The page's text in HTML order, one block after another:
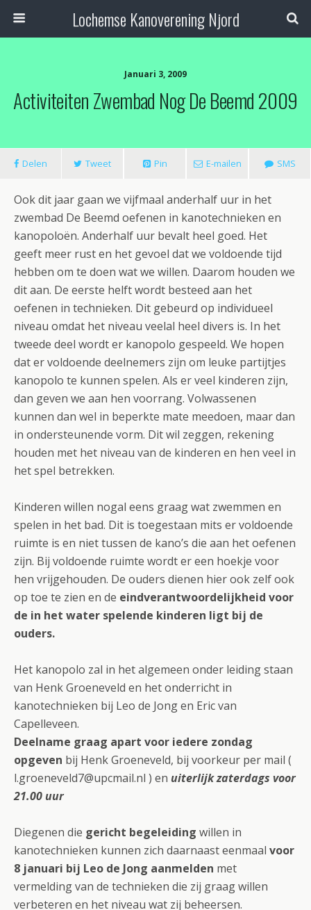
Lochemse Kanoverening Njord
Januari 3, 2009
Activiteiten Zwembad Nog De Beemd 2009
Delen Tweet Pin E-mailen SMS
Ook dit jaar gaan we vijfmaal anderhalf uur in het
zwembad De Beemd oefenen in kanotechnieken en
kanopoloën. Anderhalf uur bevalt heel goed. Het
geeft meer rust en het gevoel dat we voldoende tijd
hebben om te doen wat we willen. Daarom houden we
dit aan. De eerste helft wordt besteed aan het
oefenen in technieken. Dit gebeurd op individueel
niveau omdat het niveau veelal heel divers is. In het
tweede deel wordt er kanopolo gespeeld. We hopen
dat er voldoende deelnemers zijn om leuke partijtjes
kanopolo te kunnen spelen. Als er veel kinderen zijn,
dan geven we aan hen voorrang. Volwassenen
kunnen dan wel in beperkte mate meedoen, maar dan
in ondersteunende vorm. Dit wil zeggen, rekening
houden met het niveau van de kinderen en hen veel in
het spel betrekken.
Kinderen willen nogal eens graag wat zwemmen en
spelen in het bad. Dit is toegestaan mits er voldoende
ruimte is en niet tussen de kano’s die aan het oefenen
zijn. Bij voldoende ruimte wordt er een hoekje voor
hen vrijgehouden. De ouders dienen hier ook zelf ook
op toe te zien en de eindverantwoordelijkheid voor
de in het water spelende kinderen ligt bij de
ouders.
Het kanopolo zal in het algemeen onder leiding staan
van Henk Groeneveld en het onderricht in
kanotechnieken bij Leo de Jong en Eric van
Capelleveen.
Deelname graag apart voor iedere zondag
opgeven bij Henk Groeneveld, bij voorkeur per mail (
l.groeneveld7@upcmail.nl ) en uiterlijk zaterdags voor
21.00 uur
Diegenen die gericht begeleiding willen in
kanotechnieken kunnen zich daarnaast eenmaal voor
8 januari bij Leo de Jong aanmelden met
vermelding van de technieken die zij graag willen
verbeteren en het niveau wat zij beheersen.